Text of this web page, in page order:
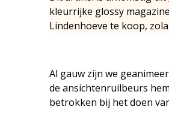
kleurrijke glossy
Lindenhoeve te koop,
Al gauw zijn we
de ansichten­ruilbeurs
betrokken bij het doen